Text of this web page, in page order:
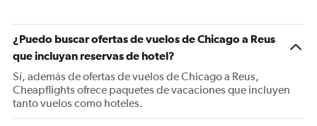
¿Puedo buscar ofertas de vuelos de Chicago a Reus
que incluyan reservas de hotel?
Sí, además de ofertas de vuelos de Chicago a Reus,
Cheapflights ofrece paquetes de vacaciones que incluyen
tanto vuelos como hoteles.